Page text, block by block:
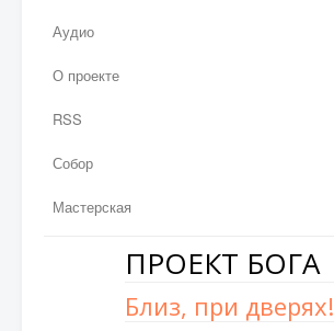
Аудио
О проекте
RSS
Собор
Мастерская
ПРОЕКТ БОГА
Близ, при дверях!